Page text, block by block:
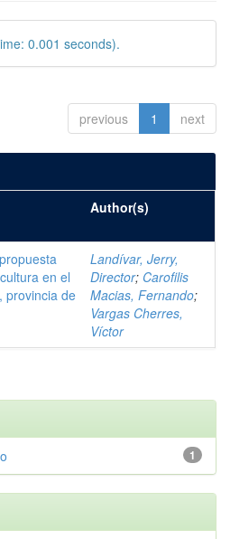
0.001 seconds).
previous 1 next
Author(s)
en el
provincia de
Landívar, Jerry,
Director; Carofilis
Macias, Fernando;
Vargas Cherres,
Víctor
1